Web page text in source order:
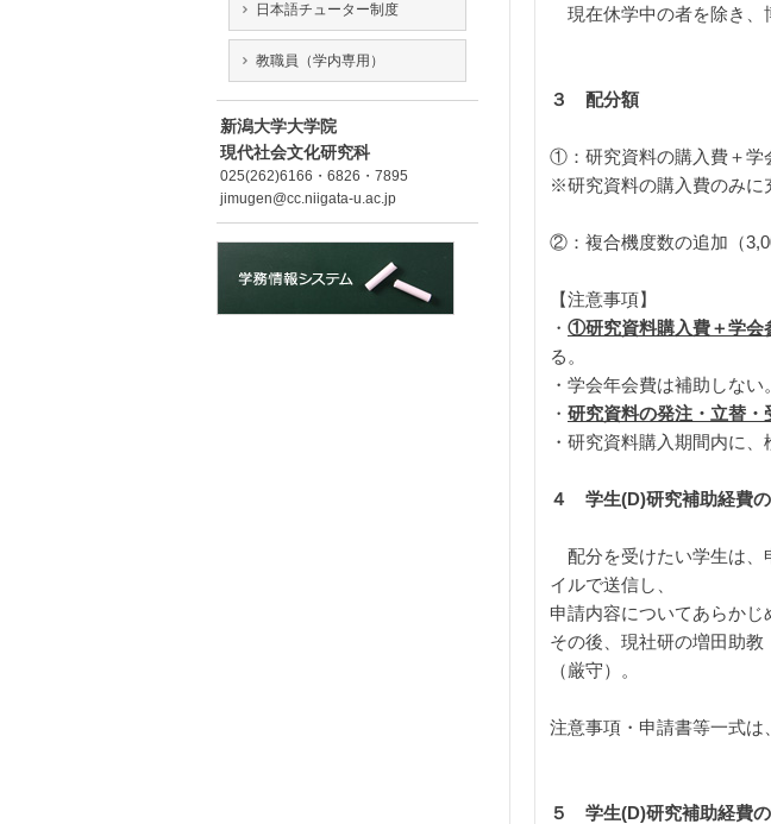
日本語チューター制度
教職員（学内専用）
新潟大学大学院
現代社会文化研究科
025(262)6166・6826・7895
jimugen@cc.niigata-u.ac.jp
現在休学中の者を除き、
３　配分額
①：研究資料の購入費＋学
※研究資料の購入費のみに
②：複合機度数の追加（
【注意事項】
・ ①研究資料購入費＋学会
る。
・学会年会費は補助しな
・ 研究資料の発注・立替・
・研究資料購入期間内に
４　学生(D)研究補助経費
配分を受けたい学生は、
イルで送信し、
申請内容についてあらかじ
その後、現社研の増田助教
（厳守）。
注意事項・申請書等一式は
５　学生(D)研究補助経費